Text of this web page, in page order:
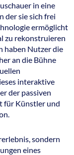
in eine
der sie sich frei
ermöglicht
zu rekonstruieren
haben Nutzer die
an die Bühne
interaktive
der passiven
für Künstler und
sondern
eines